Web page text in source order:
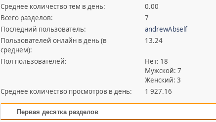
Среднее количество тем в день:
0.00
Всего разделов:
7
Последний пользователь:
andrewAbself
Пользователей онлайн в день (в
среднем):
13.24
Пол пользователей:
Нет: 18
Мужской: 7
Женский: 3
Среднее количество просмотров в день:
1 927.16
Первая десятка разделов